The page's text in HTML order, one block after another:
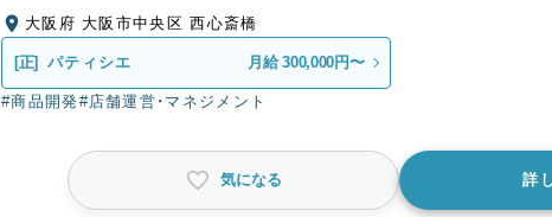
大阪府 大阪市中央区 西心斎橋
[正] パティシエ 月給 300,000円〜
#商品開発#店舗運営・マネジメント
気になる 詳